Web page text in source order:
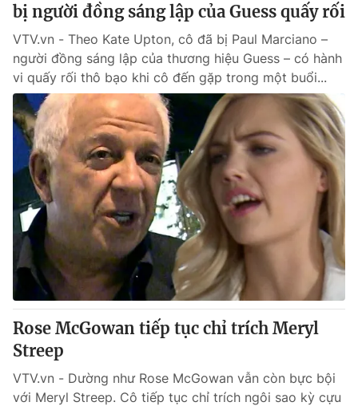
bị người đồng sáng lập của Guess quấy rối
VTV.vn - Theo Kate Upton, cô đã bị Paul Marciano –
người đồng sáng lập của thương hiệu Guess – có hành
vi quấy rối thô bạo khi cô đến gặp trong một buổi...
Rose McGowan tiếp tục chỉ trích Meryl
Streep
VTV.vn - Dường như Rose McGowan vẫn còn bực bội
với Meryl Streep. Cô tiếp tục chỉ trích ngôi sao kỳ cựu